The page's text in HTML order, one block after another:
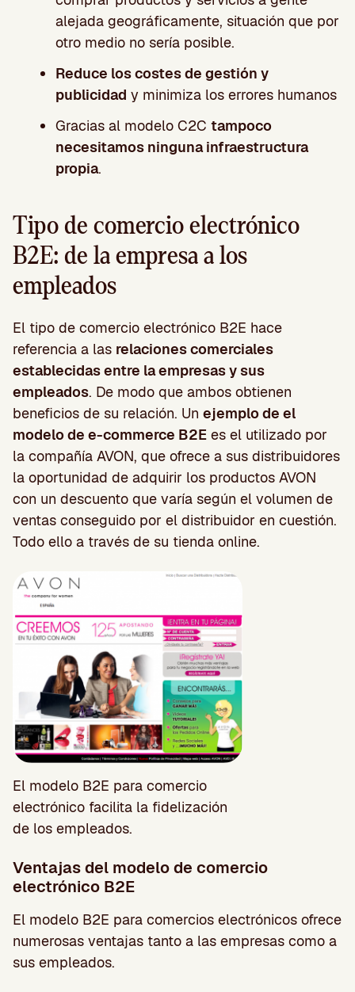
alejada geográficamente, situación que por
otro medio no sería posible.
Reduce los costes de gestión y
publicidad y minimiza los errores humanos
Gracias al modelo C2C tampoco
necesitamos ninguna infraestructura
propia.
Tipo de comercio electrónico
B2E: de la empresa a los
empleados
El tipo de comercio electrónico B2E hace
referencia a las relaciones comerciales
establecidas entre la empresas y sus
empleados. De modo que ambos obtienen
beneficios de su relación. Un ejemplo de el
modelo de e-commerce B2E es el utilizado por
la compañía AVON, que ofrece a sus distribuidores
la oportunidad de adquirir los productos AVON
con un descuento que varía según el volumen de
ventas conseguido por el distribuidor en cuestión.
Todo ello a través de su tienda online.
El modelo B2E para comercio
electrónico facilita la fidelización
de los empleados.
Ventajas del modelo de comercio
electrónico B2E
El modelo B2E para comercios electrónicos ofrece
numerosas ventajas tanto a las empresas como a
sus empleados.